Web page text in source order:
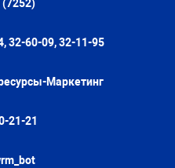
(7252)
32-60-09, 32-11-95
Маркетинг
21-21